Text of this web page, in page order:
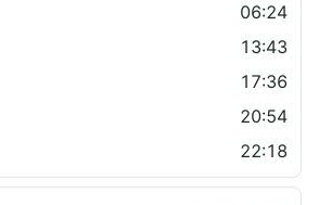
06:24
13:43
17:36
20:54
22:18